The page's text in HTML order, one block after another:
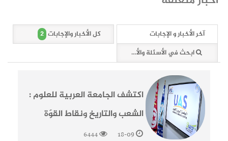
آخر الأخبار و الإجابات كل الأخبار والإجابات 2
ابحث في الأسئلة والأخبار (2 وثائق)
اكتشف الجامعة العربية للعلوم :
الشعب والتاريخ ونقاط القوّة
6444